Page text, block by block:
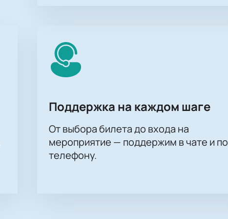
Поддержка на каждом шаге
От выбора билета до входа на
мероприятие — поддержим в чате и по
телефону.